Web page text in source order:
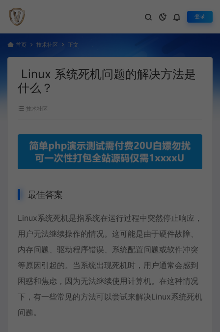
登录
首页 技术社区 正文
Linux 系统死机问题的解决方法是
什么？
技术社区
最佳答案
Linux系统死机是指系统在运行过程中突然停止响应，
用户无法继续操作的情况。这可能是由于硬件故障、
内存问题、驱动程序错误、系统配置问题或软件冲突
等原因引起的。当系统出现死机时，用户通常会感到
困惑和焦虑，因为无法继续使用计算机。在这种情况
下，有一些常见的方法可以尝试来解决Linux系统死机
问题。